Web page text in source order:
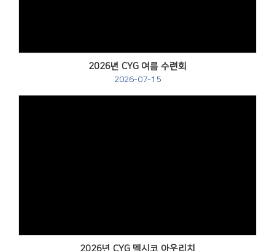
2026년 CYG 여름 수련회
2026-07-15
2026년 CYG 멕시코 아웃리치